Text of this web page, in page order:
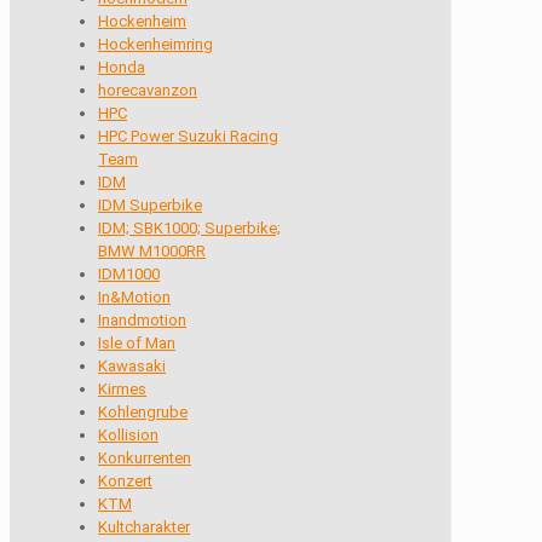
Hockenheim
Hockenheimring
Honda
horecavanzon
HPC
HPC Power Suzuki Racing
Team
IDM
IDM Superbike
IDM; SBK1000; Superbike;
BMW M1000RR
IDM1000
In&Motion
Inandmotion
Isle of Man
Kawasaki
Kirmes
Kohlengrube
Kollision
Konkurrenten
Konzert
KTM
Kultcharakter